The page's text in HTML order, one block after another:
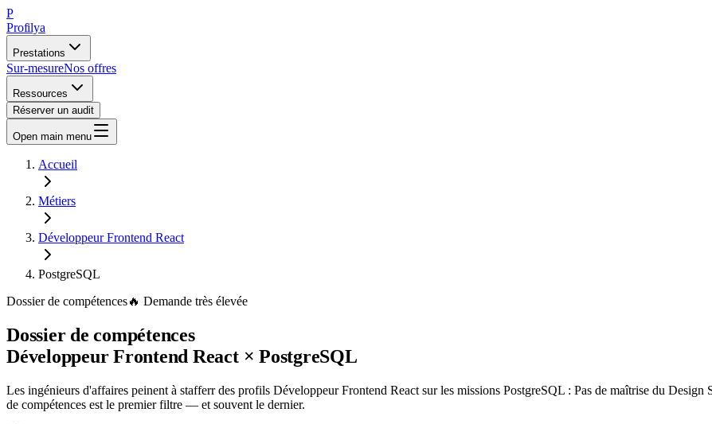
P
Profilya
Prestations
Sur-mesureNos offres
Ressources
Réserver un audit
Open main menu
Accueil
Métiers
Développeur Frontend React
PostgreSQL
Dossier de compétences🔥 Demande très élevée
Dossier de compétences
Développeur Frontend React×PostgreSQL
Les ingénieurs d'affaires peinent à stafferr des profils Développeur Frontend React sur les missions PostgreSQL : Pas de maîtrise du
de compétences est le premier filtre — et souvent le dernier.